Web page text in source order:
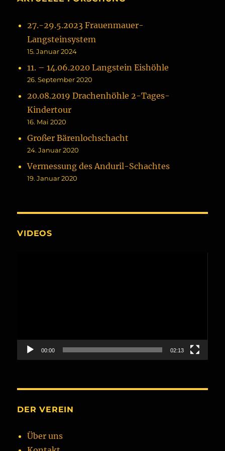
27.-29.5.2023 Frauenmauer-
Langsteinsystem
15. Januar 2024
11. – 14.06.2020 Langstein Eishöhle
26. September 2020
20.08.2019 Drachenhöhle 2-Tages-
Kindertour
16. Mai 2020
Großer Bärenlochschacht
24. Januar 2020
Vermessung des Anduril-Schachtes
19. Januar 2020
VIDEOS
00:00 02:13
DER VEREIN
Über uns